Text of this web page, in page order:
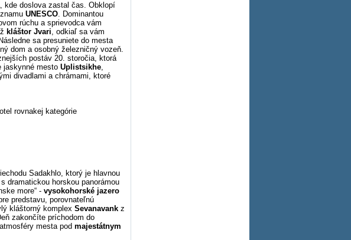
, kde doslova zastal čas. Obklopí
UNESCO. Dominantou
rúchu a sprievodca vám
kláštor Jvari, odkiaľ sa vám
sa presuniete do mesta
dom a osobný železničný vozeň.
postáv 20. storočia, ktorá
jaskynné mesto Uplistsikhe,
divadlami a chrámami, ktoré
rovnakej kategórie
Sadakhlo, ktorý je hlavnou
dramatickou horskou panorámou
more“ - vysokohorské jazero
predstavu, porovnateľnú
kláštorný komplex Sevanavank z
zakončíte príchodom do
mesta pod majestátnym